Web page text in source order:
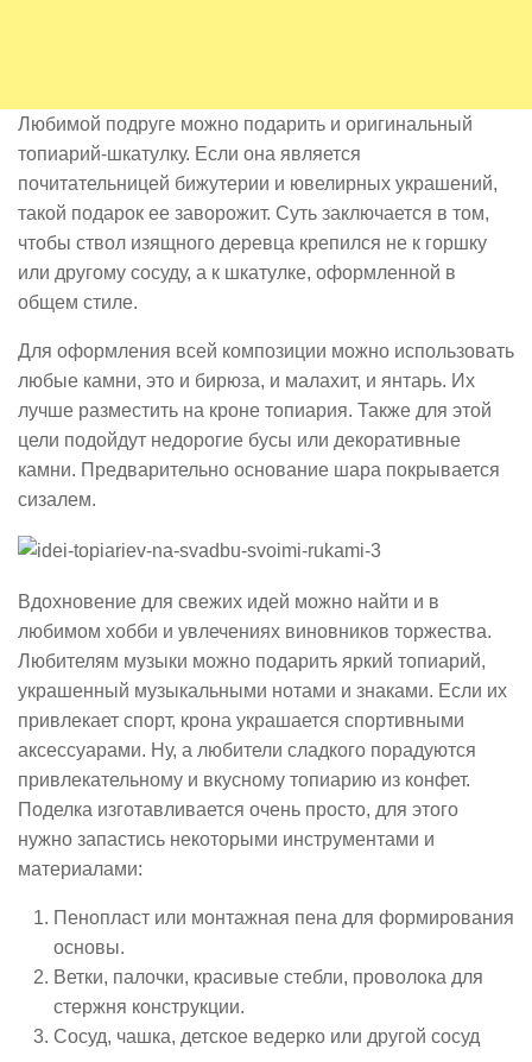
Любимой подруге можно подарить и оригинальный
топиарий-шкатулку. Если она является
почитательницей бижутерии и ювелирных украшений,
такой подарок ее заворожит. Суть заключается в том,
чтобы ствол изящного деревца крепился не к горшку
или другому сосуду, а к шкатулке, оформленной в
общем стиле.
Для оформления всей композиции можно использовать
любые камни, это и бирюза, и малахит, и янтарь. Их
лучше разместить на кроне топиария. Также для этой
цели подойдут недорогие бусы или декоративные
камни. Предварительно основание шара покрывается
сизалем.
Вдохновение для свежих идей можно найти и в
любимом хобби и увлечениях виновников торжества.
Любителям музыки можно подарить яркий топиарий,
украшенный музыкальными нотами и знаками. Если их
привлекает спорт, крона украшается спортивными
аксессуарами. Ну, а любители сладкого порадуются
привлекательному и вкусному топиарию из конфет.
Поделка изготавливается очень просто, для этого
нужно запастись некоторыми инструментами и
материалами:
Пенопласт или монтажная пена для формирования
основы.
Ветки, палочки, красивые стебли, проволока для
стержня конструкции.
Сосуд, чашка, детское ведерко или другой сосуд